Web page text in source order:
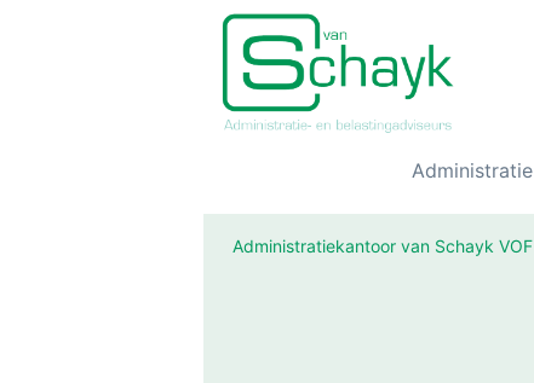
Administratie
Administratiekantoor van Schayk VOF